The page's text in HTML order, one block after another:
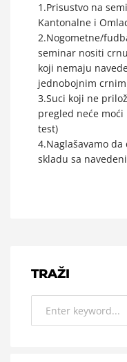
1.Prisustvo na
Kantonalne i
2.Nogometne/
seminar nositi crnu
koji nemaju
jednobojnim
3.Suci koji ne
pregled neće
test)
4.Naglašavamo
skladu sa
TRAŽI